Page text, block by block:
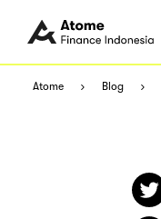
Atome Blog